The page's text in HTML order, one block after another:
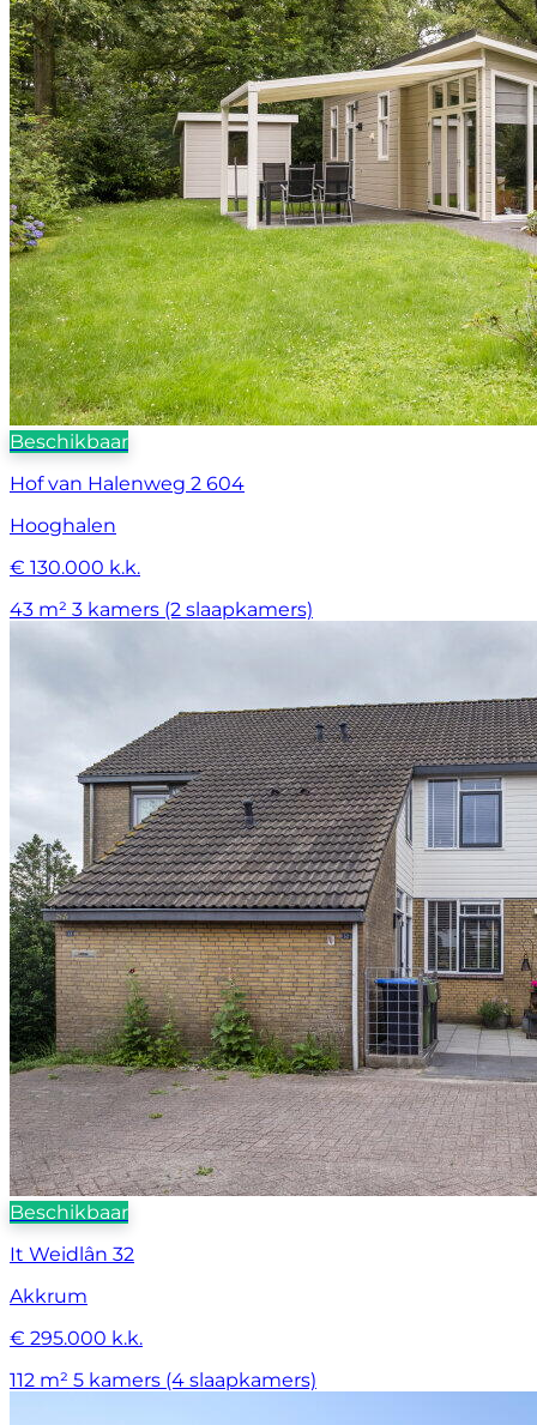
Beschikbaar
Hof van Halenweg 2 604
Hooghalen
€ 130.000 k.k.
43 m² 3 kamers (2 slaapkamers)
Beschikbaar
It Weidlân 32
Akkrum
€ 295.000 k.k.
112 m² 5 kamers (4 slaapkamers)